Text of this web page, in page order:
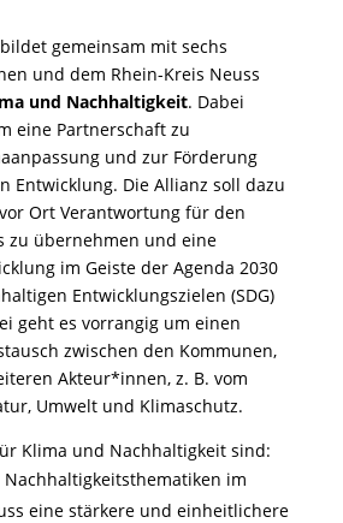
gemeinsam mit sechs
und dem Rhein-Kreis Neuss
und Nachhaltigkeit. Dabei
eine Partnerschaft zu
und zur Förderung
Entwicklung. Die Allianz soll dazu
Ort Verantwortung für den
zu übernehmen und eine
im Geiste der Agenda 2030
Entwicklungszielen (SDG)
geht es vorrangig um einen
zwischen den Kommunen,
Akteur*innen, z. B. vom
Umwelt und Klimaschutz.
Klima und Nachhaltigkeit sind:
im
eine stärkere und einheitlichere